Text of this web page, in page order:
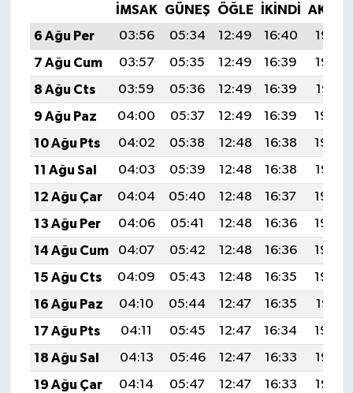
İMSAK GÜNEŞ ÖĞLE İKINDI
6 Ağu Per
03:56 05:34 12:49 16:40
19:53
7 Ağu Cum
03:57 05:35 12:49 16:39
19:52
8 Ağu Cts
03:59 05:36 12:49 16:39
19:51
9 Ağu Paz
04:00 05:37 12:49 16:39
19:50
10 Ağu Pts
04:02 05:38 12:48 16:38
19:49
11 Ağu Sal
04:03 05:39 12:48 16:38
19:47
12 Ağu Çar
04:04 05:40 12:48 16:37
19:46
13 Ağu Per
04:06 05:41 12:48 16:36
19:45
14 Ağu Cum
04:07 05:42 12:48 16:36
19:44
15 Ağu Cts
04:09 05:43 12:48 16:35
19:42
16 Ağu Paz
04:10 05:44 12:47 16:35
19:41
17 Ağu Pts
04:11 05:45 12:47 16:34
19:40
18 Ağu Sal
04:13 05:46 12:47 16:33
19:38
19 Ağu Çar
04:14 05:47 12:47 16:33
19:37